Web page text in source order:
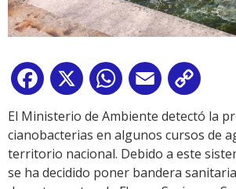
Facebook
X WhatsApp
Email
Link
El Ministerio de Ambiente detectó la
cianobacterias en algunos cursos de
territorio nacional. Debido a este
se ha decidido poner bandera